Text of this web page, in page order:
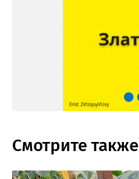
Смотрите также